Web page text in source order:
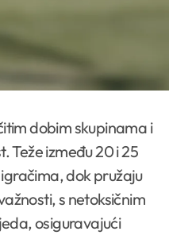
dobim skupinama i
Teže između 20 i 25
dok pružaju
s netoksičnim
osiguravajući